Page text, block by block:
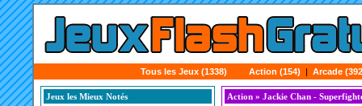
Tous les Jeux (1338) Action (154) | Arcade
Jeux les Mieux Notés
Action » Jackie Chan -